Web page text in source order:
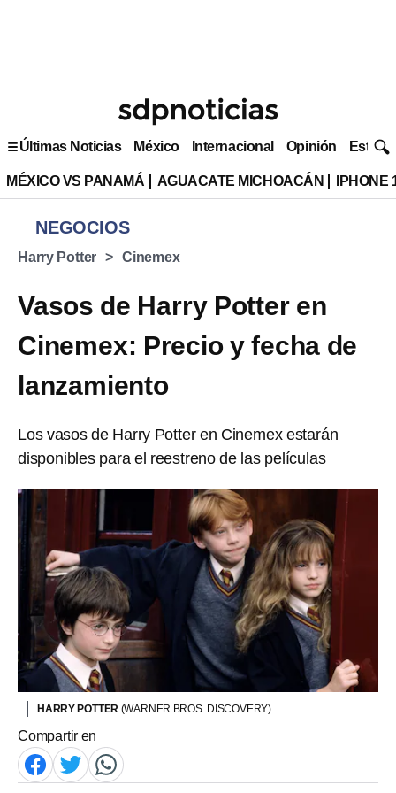
Últimas Noticias México Internacional Opinión Estilo
MÉXICO VS PANAMÁ AGUACATE MICHOACÁN IPHONE
NEGOCIOS
Harry Potter Cinemex
Vasos de Harry Potter en
Cinemex: Precio y fecha de
lanzamiento
Los vasos de Harry Potter en Cinemex estarán
disponibles para el reestreno de las películas
HARRY POTTER (WARNER BROS. DISCOVERY)
Compartir en